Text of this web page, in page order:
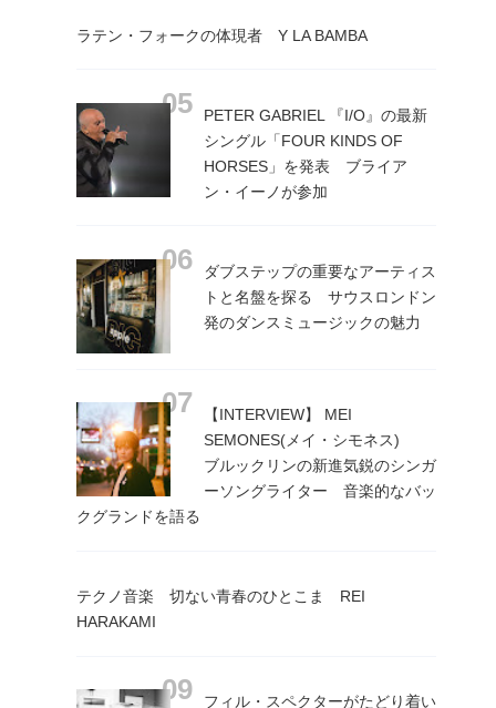
ラテン・フォークの体現者 Y LA BAMBA
PETER GABRIEL 『I/O』の最新
シングル「FOUR KINDS OF
HORSES」を発表 ブライア
ン・イーノが参加
ダブステップの重要なアーティス
トと名盤を探る サウスロンドン
発のダンスミュージックの魅力
【INTERVIEW】 MEI
SEMONES(メイ・シモネス)
ブルックリンの新進気鋭のシンガ
ーソングライター 音楽的なバッ
クグランドを語る
テクノ音楽 切ない青春のひとこま REI
HARAKAMI
フィル・スペクターがたどり着い